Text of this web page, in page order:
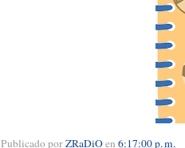
Publicado porZRaDiOen 6:17:00 p. m.